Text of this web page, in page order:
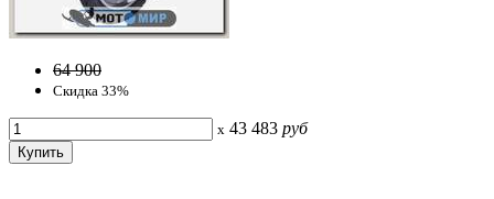
64 900
Скидка 33%
x 43 483 руб